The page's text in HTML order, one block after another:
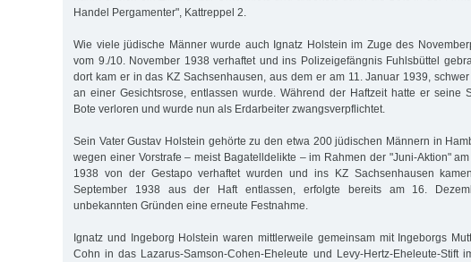
Handel Pergamenter", Kattreppel 2.
Wie viele jüdische Männer wurde auch Ignatz Holstein im Zuge des
vom 9./10. November 1938 verhaftet und ins Polizeigefängnis Fuhlsbüttel
dort kam er in das KZ Sachsenhausen, aus dem er am 11. Januar 1939,
an einer Gesichtsrose, entlassen wurde. Während der Haftzeit hatte er seine
Bote verloren und wurde nun als Erdarbeiter zwangsverpflichtet.
Sein Vater Gustav Holstein gehörte zu den etwa 200 jüdischen Männern in
wegen einer Vorstrafe – meist Bagatelldelikte – im Rahmen der "Juni-Aktion"
1938 von der Gestapo verhaftet wurden und ins KZ Sachsenhausen
September 1938 aus der Haft entlassen, erfolgte bereits am 16.
unbekannten Gründen eine erneute Festnahme.
Ignatz und Ingeborg Holstein waren mittlerweile gemeinsam mit Ingeborgs
Cohn in das Lazarus-Samson-Cohen-Eheleute und Levy-Hertz-Eheleute-Stift